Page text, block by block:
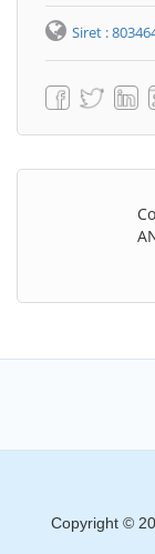
Siret :
Copyright ©